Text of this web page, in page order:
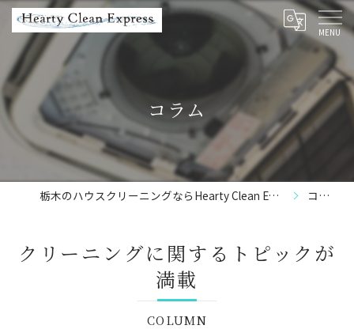
コラム
栃木のハウスクリーニングならHearty Clean Express コラム
クリーニングに関するトピックが
満載
COLUMN